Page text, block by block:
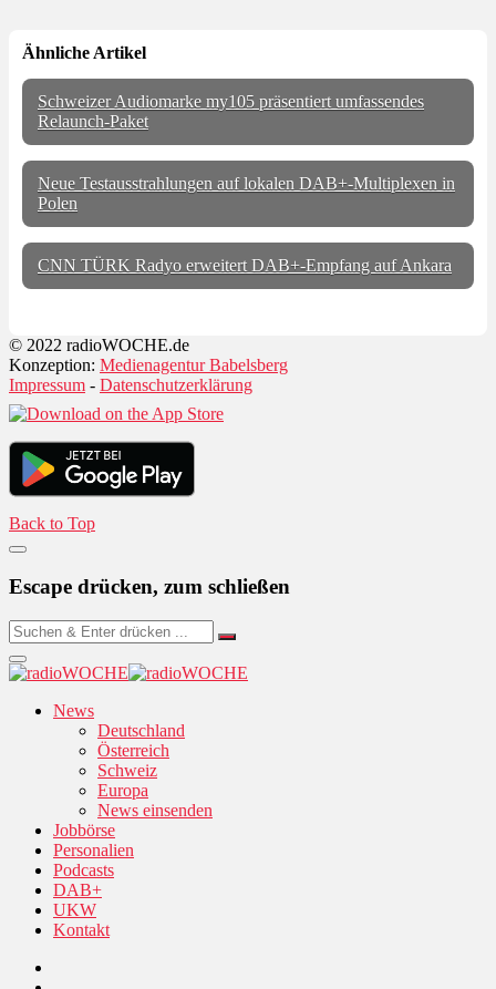
Ähnliche Artikel
Schweizer Audiomarke my105 präsentiert umfassendes
Relaunch-Paket
Neue Testausstrahlungen auf lokalen DAB+-Multiplexen in
Polen
CNN TÜRK Radyo erweitert DAB+-Empfang auf Ankara
© 2022 radioWOCHE.de
Konzeption: Medienagentur Babelsberg
Impressum - Datenschutzerklärung
Back to Top
Escape drücken, zum schließen
News
Deutschland
Österreich
Schweiz
Europa
News einsenden
Jobbörse
Personalien
Podcasts
DAB+
UKW
Kontakt